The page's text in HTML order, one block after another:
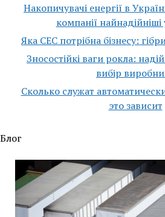
Накопичувачі енергії в
компанії найнадійніші
Яка СЕС потрібна бізнесу:
Зносостійкі ваги рокла:
вибір
Сколько служат
это зависит
Блог